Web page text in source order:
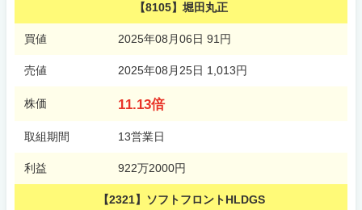
【8105】堀田丸正
買値 2025年08月06日 91円
売値 2025年08月25日 1,013円
株価 11.13倍
取組期間 13営業日
利益 922万2000円
【2321】ソフトフロントHLDGS